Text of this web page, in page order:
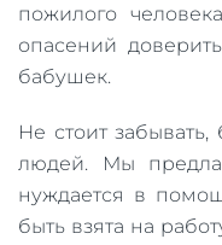
пожилого
опасений
бабушек.
Не стоит
людей. Мы
нуждается в
быть взята на